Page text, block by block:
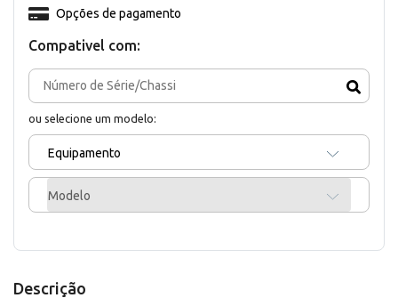
Compativel com:
ou selecione um modelo:
Equipamento
Modelo
Opções de pagamento
Descrição